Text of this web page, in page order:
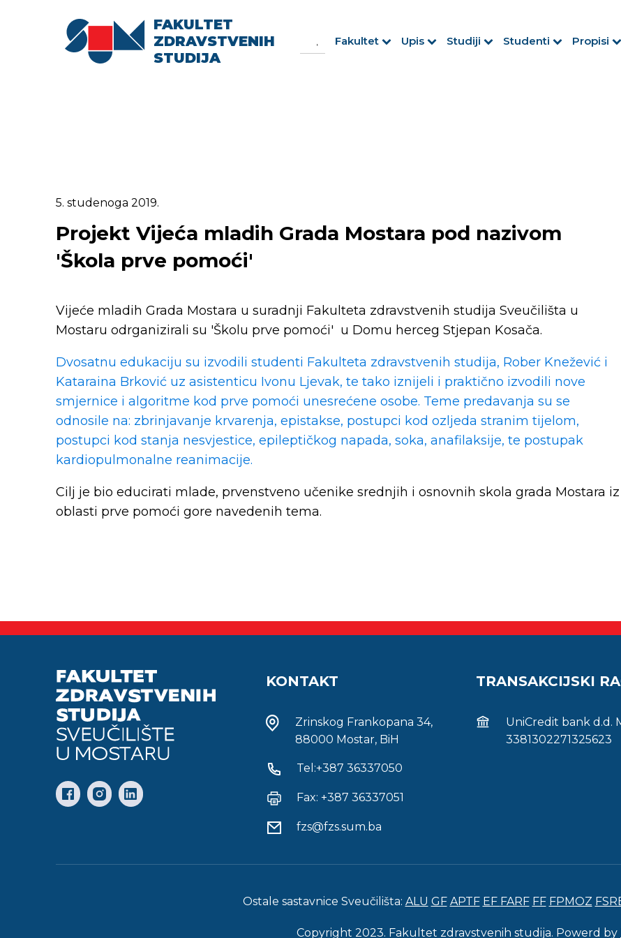
FAKULTET
ZDRAVSTVENIH
STUDIJA
for:
Fakultet Upis Studiji Studenti Propisi
5. studenoga 2019.
Projekt Vijeća mladih Grada Mostara pod nazivom
'Škola prve pomoći'
Vijeće mladih Grada Mostara u suradnji Fakulteta zdravstvenih studija Sveučilišta u
Mostaru odrganizirali su 'Školu prve pomoći' u Domu herceg Stjepan Kosača.
Dvosatnu edukaciju su izvodili studenti Fakulteta zdravstvenih studija, Rober Knežević i
Kataraina Brković uz asistenticu Ivonu Ljevak, te tako iznijeli i praktično izvodili nove
smjernice i algoritme kod prve pomoći unesrećene osobe. Teme predavanja su se
odnosile na: zbrinjavanje krvarenja, epistakse, postupci kod ozljeda stranim tijelom,
postupci kod stanja nesvjestice, epileptičkog napada, soka, anafilaksije, te postupak
kardiopulmonalne reanimacije.
Cilj je bio educirati mlade, prvenstveno učenike srednjih i osnovnih skola grada Mostara iz
oblasti prve pomoći gore navedenih tema.
KONTAKT
Zrinskog Frankopana 34,
88000 Mostar, BiH
Tel:+387 36337050
Fax: +387 36337051
fzs@fzs.sum.ba
TRANSAKCIJSKI
UniCredit bank d.d.
3381302271325623
Ostale sastavnice Sveučilišta: ALU GF APTF EF FARF FF FPMOZ
Copyright 2023. Fakultet zdravstvenih studija. Powerd by